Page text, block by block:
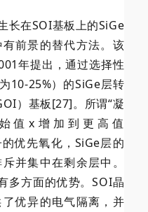
长在SOI基板上的SiGe
前景的替代方法。该
年提出，通过选择性
10-25%）的SiGe层转
）基板[27]。所谓“凝
值x增加到更高值
优先氧化，SiGe层的
并集中在剩余层中。
多方面的优势。SOI晶
优异的电气隔离，并